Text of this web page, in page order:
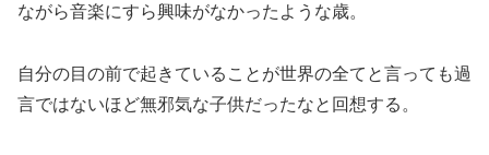
ながら音楽にすら興味がなかったような歳。
自分の目の前で起きていることが世界の全てと言っても過
言ではないほど無邪気な子供だったなと回想する。